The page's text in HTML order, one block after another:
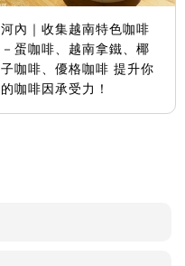
河內｜收集越南特色咖啡
－蛋咖啡、越南拿鐵、椰
子咖啡、優格咖啡 提升你
的咖啡因承受力！